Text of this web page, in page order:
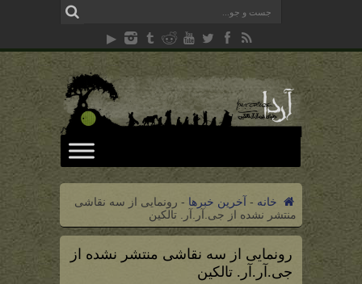
خانه - آخرین خبرها - رونمایی از سه نقاشی
منتشر نشده از جی.آر.آر. تالکین
رونمایی از سه نقاشی منتشر نشده از
جی.آر.آر. تالکین